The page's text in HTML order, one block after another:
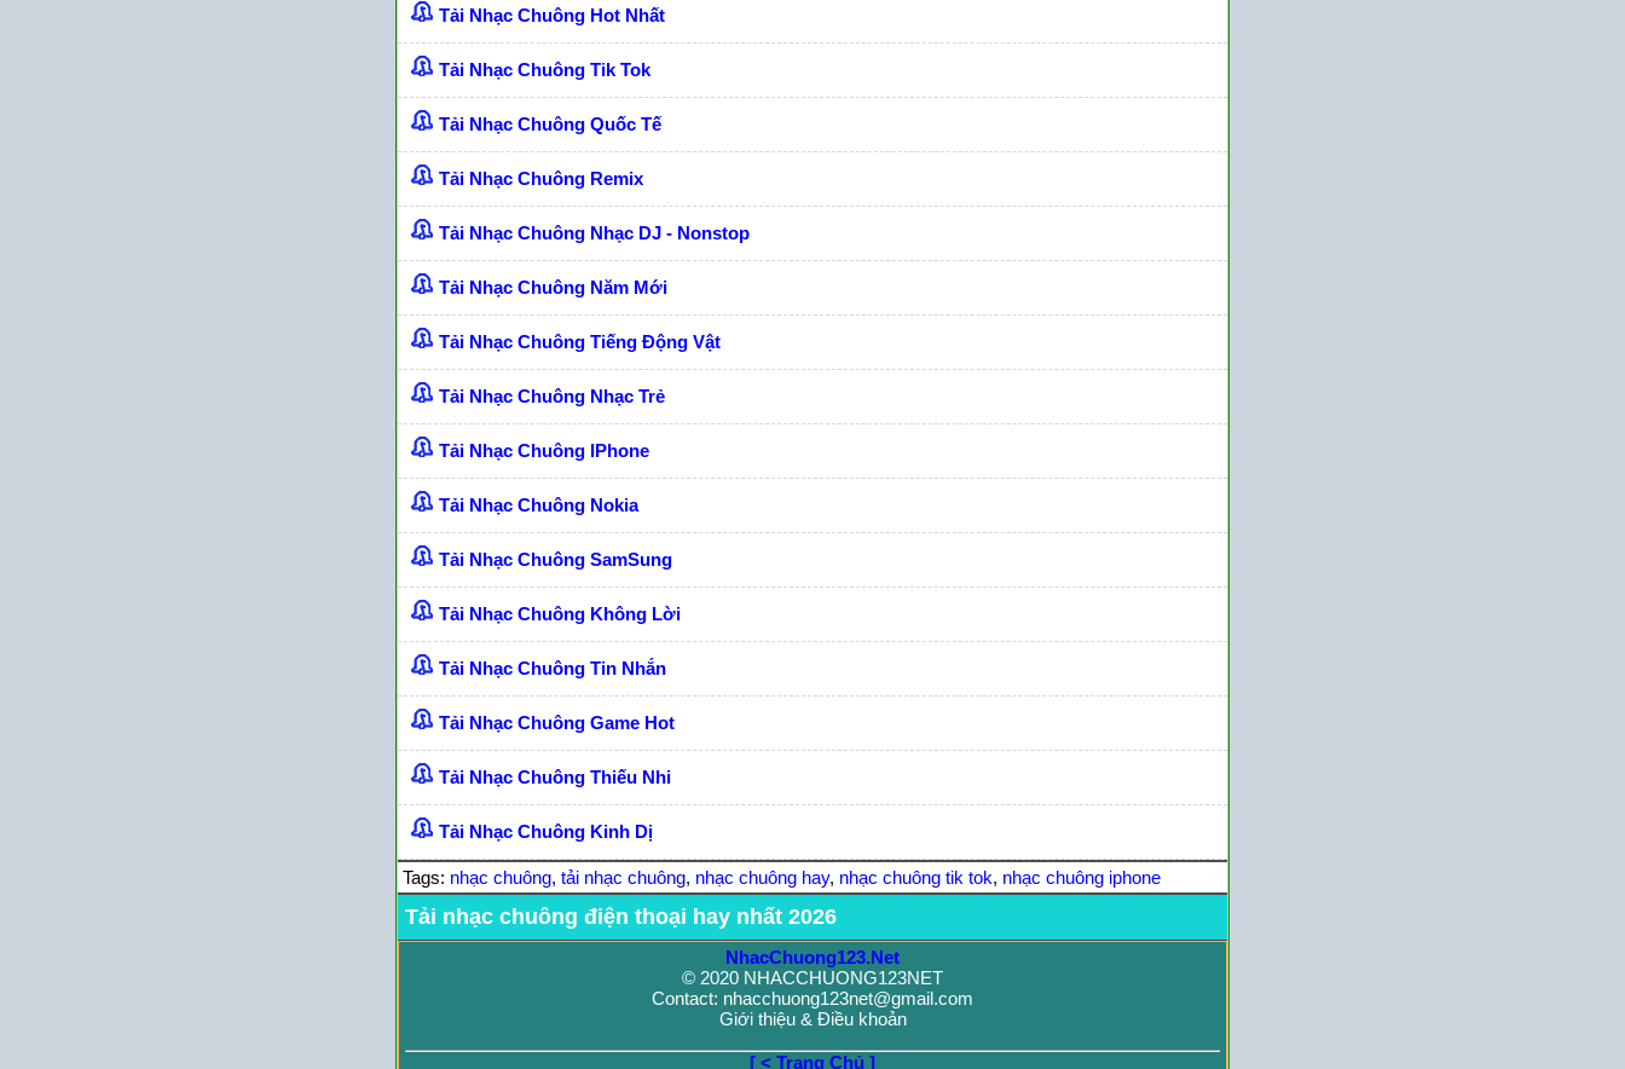
Tải Nhạc Chuông Hot Nhất
Tải Nhạc Chuông Tik Tok
Tải Nhạc Chuông Quốc Tế
Tải Nhạc Chuông Remix
Tải Nhạc Chuông Nhạc DJ - Nonstop
Tải Nhạc Chuông Năm Mới
Tải Nhạc Chuông Tiếng Động Vật
Tải Nhạc Chuông Nhạc Trẻ
Tải Nhạc Chuông IPhone
Tải Nhạc Chuông Nokia
Tải Nhạc Chuông SamSung
Tải Nhạc Chuông Không Lời
Tải Nhạc Chuông Tin Nhắn
Tải Nhạc Chuông Game Hot
Tải Nhạc Chuông Thiếu Nhi
Tải Nhạc Chuông Kinh Dị
Tags: nhạc chuông, tải nhạc chuông, nhạc chuông hay, nhạc chuông tik tok, nhạc chuông iphone
Tải nhạc chuông điện thoại hay nhất 2026
NhacChuong123.Net
© 2020 NHACCHUONG123NET
Contact: nhacchuong123net@gmail.com
Giới thiệu & Điều khoản
[ < Trang Chủ ]